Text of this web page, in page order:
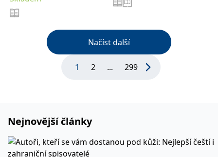
Načíst další
1 2 ... 299
Nejnovější články